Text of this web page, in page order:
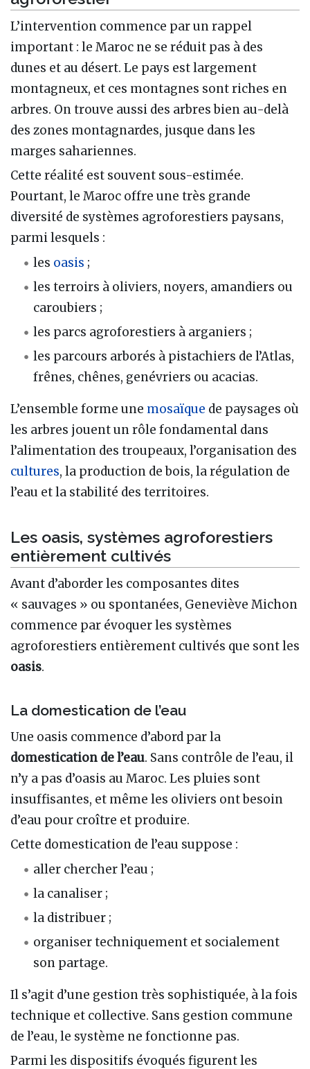
L’intervention commence par un rappel
important : le Maroc ne se réduit pas à des
dunes et au désert. Le pays est largement
montagneux, et ces montagnes sont riches en
arbres. On trouve aussi des arbres bien au-delà
des zones montagnardes, jusque dans les
marges sahariennes.
Cette réalité est souvent sous-estimée.
Pourtant, le Maroc offre une très grande
diversité de systèmes agroforestiers paysans,
parmi lesquels :
les oasis ;
les terroirs à oliviers, noyers, amandiers ou
caroubiers ;
les parcs agroforestiers à arganiers ;
les parcours arborés à pistachiers de l’Atlas,
frênes, chênes, genévriers ou acacias.
L’ensemble forme une mosaïque de paysages où
les arbres jouent un rôle fondamental dans
l’alimentation des troupeaux, l’organisation des
cultures, la production de bois, la régulation de
l’eau et la stabilité des territoires.
Les oasis, systèmes agroforestiers
entièrement cultivés
Avant d’aborder les composantes dites
« sauvages » ou spontanées, Geneviève Michon
commence par évoquer les systèmes
agroforestiers entièrement cultivés que sont les
oasis.
La domestication de l’eau
Une oasis commence d’abord par la
domestication de l’eau. Sans contrôle de l’eau, il
n’y a pas d’oasis au Maroc. Les pluies sont
insuffisantes, et même les oliviers ont besoin
d’eau pour croître et produire.
Cette domestication de l’eau suppose :
aller chercher l’eau ;
la canaliser ;
la distribuer ;
organiser techniquement et socialement
son partage.
Il s’agit d’une gestion très sophistiquée, à la fois
technique et collective. Sans gestion commune
de l’eau, le système ne fonctionne pas.
Parmi les dispositifs évoqués figurent les